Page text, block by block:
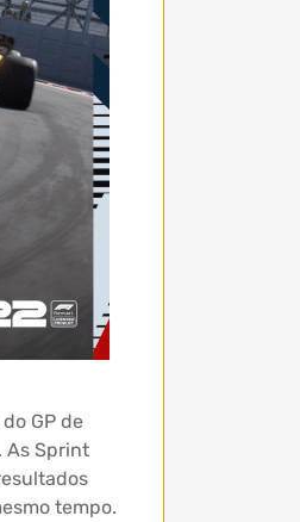
GP de
As Sprint
tempo.